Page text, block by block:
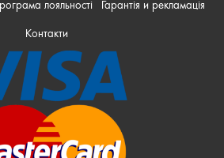
лояльності
Гарантія и рекламація
Контакти